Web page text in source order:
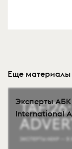
Еще материалы
Эксперты
International